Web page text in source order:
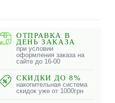
ОТПРАВКА В
ДЕНЬ ЗАКАЗА
при условии
оформления заказа на
сайте до 16-00
СКИДКИ ДО 8%
накопительная система
скидок уже от 1000грн